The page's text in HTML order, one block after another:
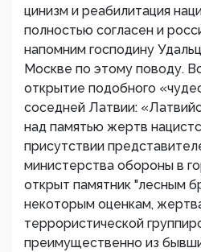
цинизм и реабилитация
полностью согласен и
напомним господину
Москве по этому поводу.
открытие подобного
соседней Латвии:
над памятью жертв
присутствии
министерства обороны в
открыт памятник "лесным
некоторым оценкам,
террористической
преимущественно из